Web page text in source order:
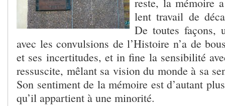
lent travail de
De toutes façons,
avec les convulsions de l’Histoire n’a de
et ses incertitudes, et in fine la sensibilité
ressuscite, mêlant sa vision du monde à sa
Son sentiment de la mémoire est d’autant
qu’il appartient à une minorité.